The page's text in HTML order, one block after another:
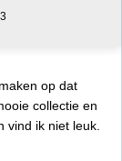
op dat
collectie en
vind ik niet leuk.